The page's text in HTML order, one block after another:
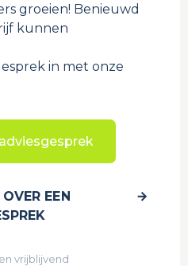
groeien! Benieuwd
kunnen
in met onze
EEN
vrijblijvend